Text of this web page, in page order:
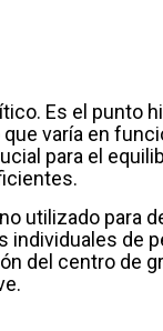
Es el punto
varía en
para el
utilizado para
de
del centro de